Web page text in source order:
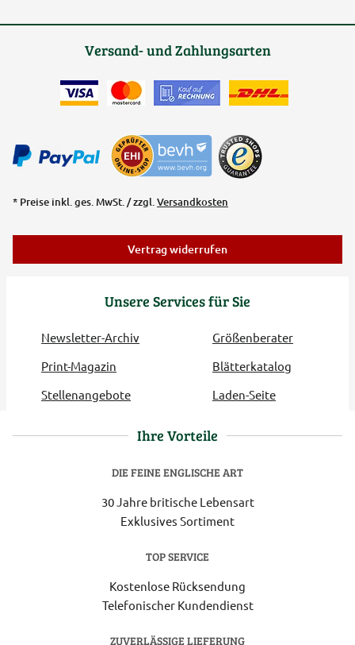
Unsere Services für Sie
Newsletter-Archiv
Größenberater
Print-Magazin
Blätterkatalog
Stellenangebote
Laden-Seite
Versand- und Zahlungsarten
* Preise inkl. ges. MwSt. / zzgl.Versandkosten
Vertrag widerrufen
Ihre Vorteile
DIE FEINE ENGLISCHE ART
30 Jahre britische Lebensart
Exklusives Sortiment
TOP SERVICE
Kostenlose Rücksendung
Telefonischer Kundendienst
ZUVERLÄSSIGE LIEFERUNG